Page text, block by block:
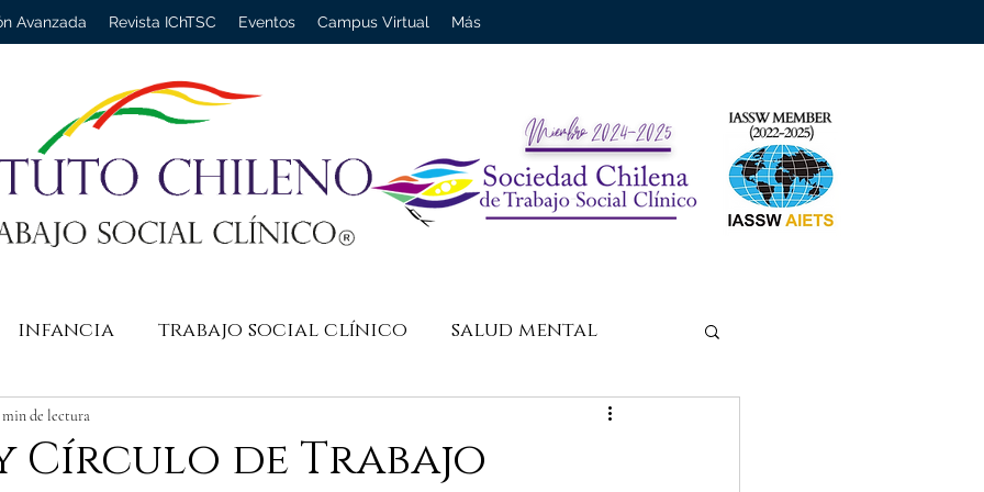
Avanzada Revista IChTSC Eventos Campus Virtual Más
infancia trabajo social clínico salud mental
trauma
y Círculo de Trabajo
min de lectura